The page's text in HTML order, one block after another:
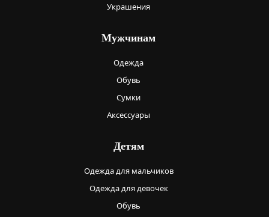
Украшения
Мужчинам
Одежда
Обувь
Сумки
Аксессуары
Детям
Одежда для мальчиков
Одежда для девочек
Обувь